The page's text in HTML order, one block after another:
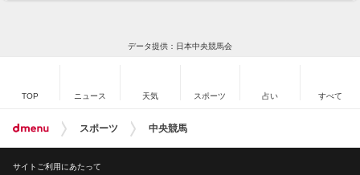
データ提供：日本中央競馬会
TOP ニュース 天気 スポーツ 占い すべて
スポーツ 中央競馬
サイトご利用にあたって